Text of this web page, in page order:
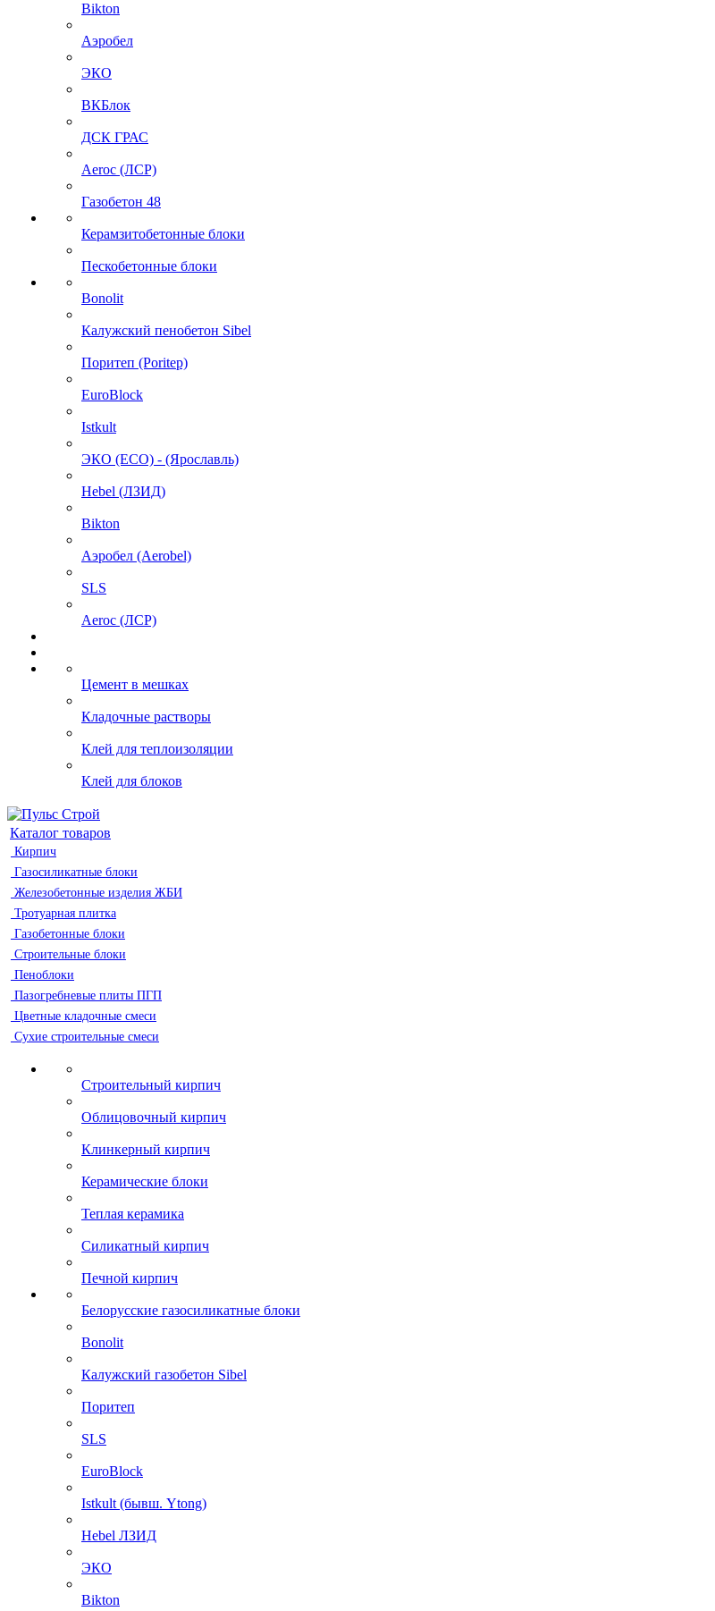
Bikton
Аэробел
ЭКО
ВКБлок
ДСК ГРАС
Aeroc (ЛСР)
Газобетон 48
Керамзитобетонные блоки
Пескобетонные блоки
Bonolit
Калужский пенобетон Sibel
Поритеп (Poritep)
EuroBlock
Istkult
ЭКО (ECO) - (Ярославль)
Hebel (ЛЗИД)
Bikton
Аэробел (Aerobel)
SLS
Aeroc (ЛСР)
Цемент в мешках
Кладочные растворы
Клей для теплоизоляции
Клей для блоков
Каталог товаров
Кирпич
Газосиликатные блоки
Железобетонные изделия ЖБИ
Тротуарная плитка
Газобетонные блоки
Строительные блоки
Пеноблоки
Пазогребневые плиты ПГП
Цветные кладочные смеси
Сухие строительные смеси
Строительный кирпич
Облицовочный кирпич
Клинкерный кирпич
Керамические блоки
Теплая керамика
Силикатный кирпич
Печной кирпич
Белорусские газосиликатные блоки
Bonolit
Калужский газобетон Sibel
Поритеп
SLS
EuroBlock
Istkult (бывш. Ytong)
Hebel ЛЗИД
ЭКО
Bikton